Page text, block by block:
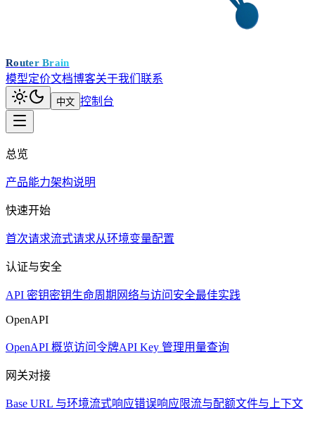
Router Brain
模型定价文档博客关于我们 联系
中文 控制台
总览
产品能力架构说明
快速开始
首次请求流式请求从环境变量配置
认证与安全
API 密钥密钥生命周期 网络与访问 安全最佳实践
OpenAPI
OpenAPI 概览访问令牌API Key 管理用量查询
网关对接
Base URL 与环境流式响应错误响应 限流与配额文件与上下文